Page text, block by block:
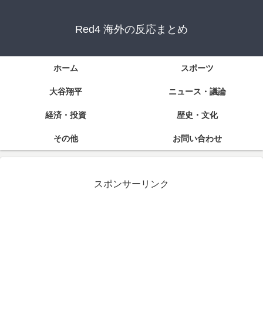
Red4 海外の反応まとめ
ホーム スポーツ
大谷翔平 ニュース・議論
経済・投資 歴史・文化
その他 お問い合わせ
スポンサーリンク